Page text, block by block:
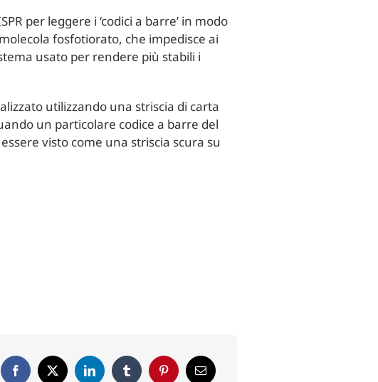
per leggere i ‘codici a barre’ in modo
fosfotiorato, che impedisce ai
usato per rendere più stabili i
utilizzando una striscia di carta
un particolare codice a barre del
visto come una striscia scura su